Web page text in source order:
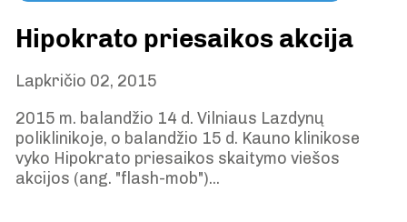
Hipokrato priesaikos akcija
Lapkričio 02, 2015
2015 m. balandžio 14 d. Vilniaus Lazdynų
poliklinikoje, o balandžio 15 d. Kauno klinikose
vyko Hipokrato priesaikos skaitymo viešos
akcijos (ang. "flash-mob")...